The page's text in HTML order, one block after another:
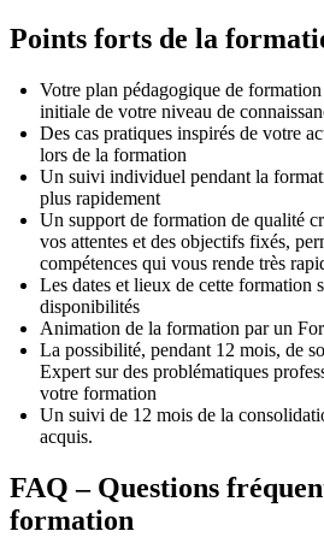
Points forts de la
Votre plan pédagogique de
initiale de votre niveau de
Des cas pratiques inspirés de votre
lors de la formation
Un suivi individuel pendant la
plus rapidement
Un support de formation de qualité
vos attentes et des objectifs fixés,
compétences qui vous rende très
Les dates et lieux de cette formation
disponibilités
Animation de la formation par un
La possibilité, pendant 12 mois, de
Expert sur des problématiques
votre formation
Un suivi de 12 mois de la
acquis.
FAQ – Questions
formation